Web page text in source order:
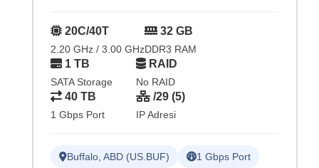
20C/40T
2.20 GHz / 3.00 GHz
32 GB
DDR3 RAM
1 TB
SATA Storage
RAID
No RAID
40 TB
1 Gbps Port
/29 (5)
IP Adresi
Buffalo, ABD (US.BUF)
1 Gbps Port